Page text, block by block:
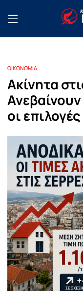
ΟΙΚΟΝΟΜΙΑ
Ακίνητα
οι